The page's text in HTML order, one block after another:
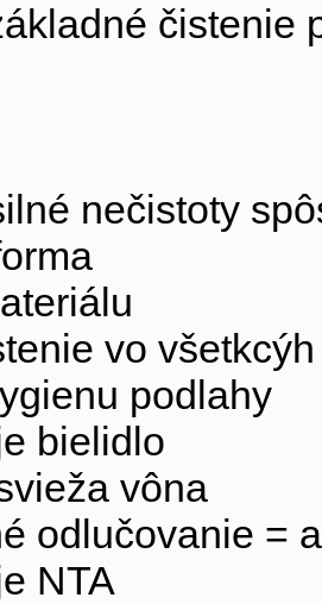
čistenie
nečistoty
vo
podlahy
bielidlo
vôna
odlučovanie =
NTA